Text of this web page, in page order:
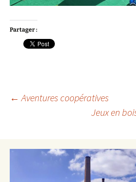
Partager :
Navigation
articles
← Aventures coopératives
Jeux en